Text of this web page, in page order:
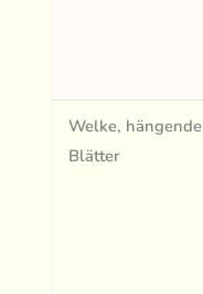
Welke, hängende
Blätter